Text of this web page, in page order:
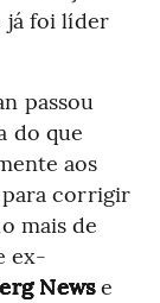
já foi líder
passou
do que
aos
corrigir
mais de
ex-
Newse